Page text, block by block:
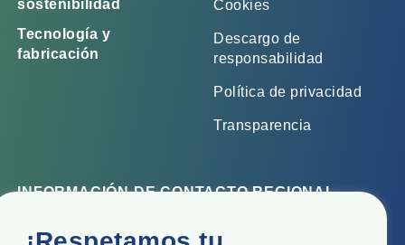
sostenibilidad
Tecnología y
fabricación
Cookies
Descargo de
responsabilidad
Política de privacidad
Transparencia
INFORMACIÓN DE CONTACTO REGIONAL
Oficina corporativa